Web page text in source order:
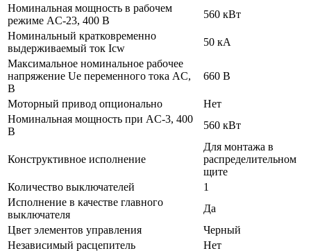
Номинальная мощность в рабочем
режиме AC-23, 400 В
560 кВт
Номинальный кратковременно
выдерживаемый ток Icw
50 кА
Максимальное номинальное рабочее
напряжение Ue переменного тока AC,
В
660 В
Моторный привод опционально
Нет
Номинальная мощность при AC-3, 400
В
560 кВт
Конструктивное исполнение
Для монтажа в
распределительном
щите
Количество выключателей
1
Исполнение в качестве главного
выключателя
Да
Цвет элементов управления
Черный
Независимый расцепитель
Нет